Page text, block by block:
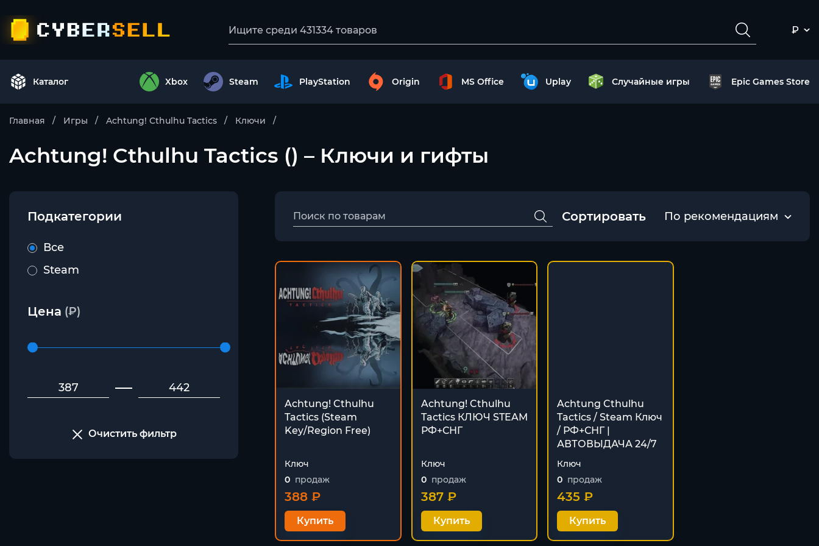
₽
Каталог Xbox Steam PlayStation Origin MS Office Uplay Случайные игры Epic Games Store
Главная Игры Achtung! Cthulhu Tactics Ключи
Achtung! Cthulhu Tactics () – Ключи и гифты
Подкатегории
Все
Steam
Цена (₽)
Очистить фильтр
Сортировать По рекомендациям
Achtung! Cthulhu
Tactics (Steam
Key/Region Free)
Ключ
0 продаж
388 ₽
Купить
Achtung! Cthulhu
Tactics КЛЮЧ STEAM
РФ+СНГ
Ключ
0 продаж
387 ₽
Купить
Achtung Cthulhu
Tactics / Steam Ключ
/ РФ+СНГ |
АВТОВЫДАЧА 24/7
Ключ
0 продаж
435 ₽
Купить